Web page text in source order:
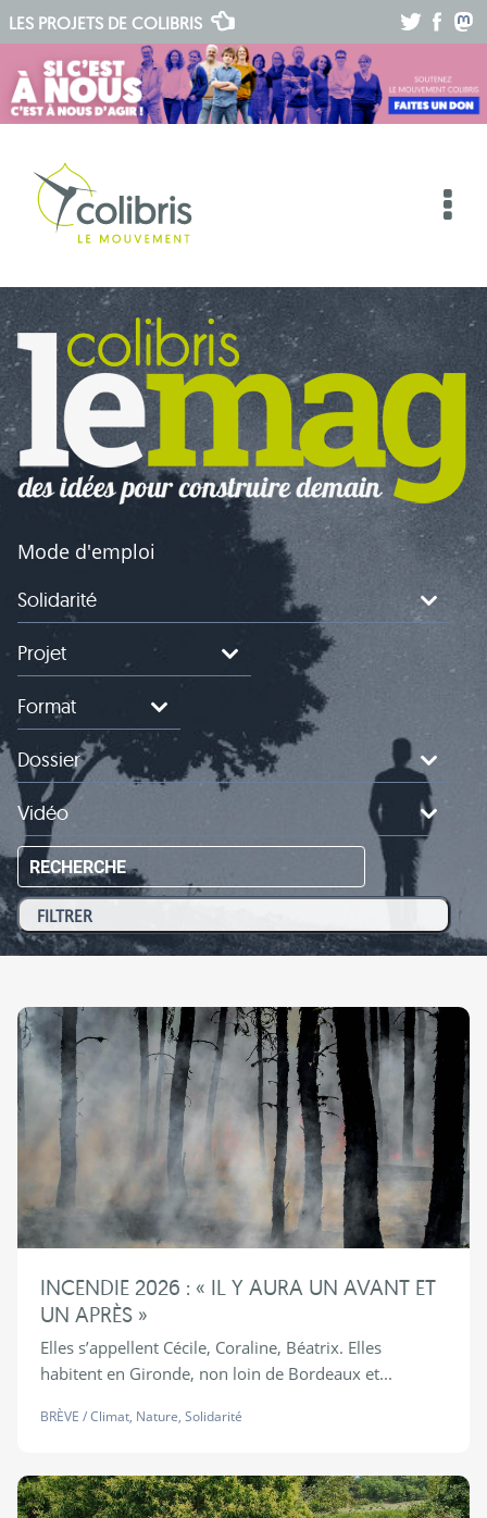
LES PROJETS DE COLIBRIS
Mode d'emploi
Solidarité
Projet
Format
Dossier
Vidéo
RECHERCHE
INCENDIE 2026 : « IL Y AURA UN AVANT ET
UN APRÈS »
Elles s’appellent Cécile, Coraline, Béatrix. Elles
habitent en Gironde, non loin de Bordeaux et...
BRÈVE /Climat, Nature, Solidarité